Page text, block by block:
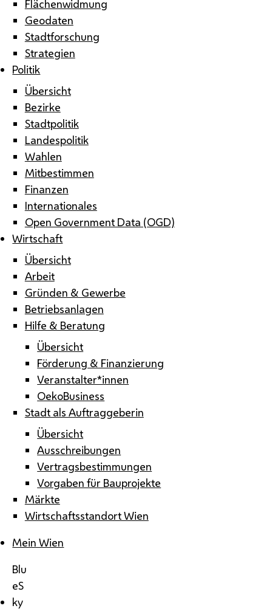
Flächenwidmung
Geodaten
Stadtforschung
Strategien
Politik
Übersicht
Bezirke
Stadtpolitik
Landespolitik
Wahlen
Mitbestimmen
Finanzen
Internationales
Open Government Data (OGD)
Wirtschaft
Übersicht
Arbeit
Gründen & Gewerbe
Betriebsanlagen
Hilfe & Beratung
Übersicht
Förderung & Finanzierung
Veranstalter*innen
OekoBusiness
Stadt als Auftraggeberin
Übersicht
Ausschreibungen
Vertragsbestimmungen
Vorgaben für Bauprojekte
Märkte
Wirtschaftsstandort Wien
Mein Wien
Blu
eS
ky